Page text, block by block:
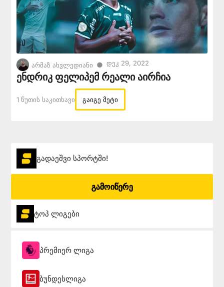
არმაზ ახვლედიანი ● Დეკ 29, 2022
ენდრიკ ფელიპემ რეალი აირჩია
1 Წუთის Საკითხავი გაიგე მეტი
გადაეშვი სპორტში!
გამოიწერე
ტოპ ლიგები
პრემიერ ლიგა
ბუნდესლიგა